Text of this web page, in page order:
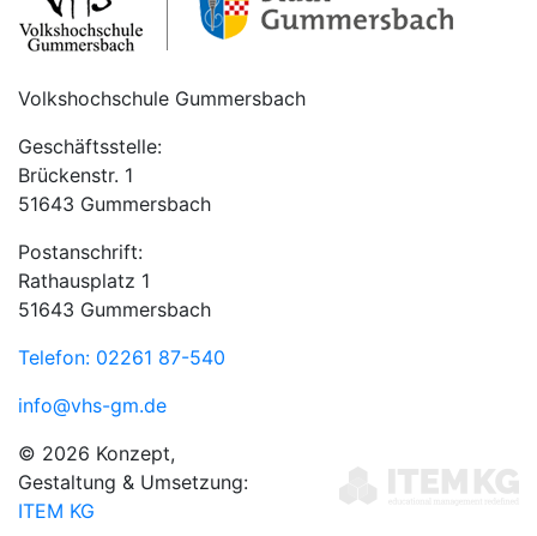
Volkshochschule Gummersbach
Geschäftsstelle:
Brückenstr. 1
51643 Gummersbach
Postanschrift:
Rathausplatz 1
51643 Gummersbach
Telefon: 02261 87-540
info@vhs-gm.de
© 2026 Konzept,
Gestaltung & Umsetzung:
ITEM KG